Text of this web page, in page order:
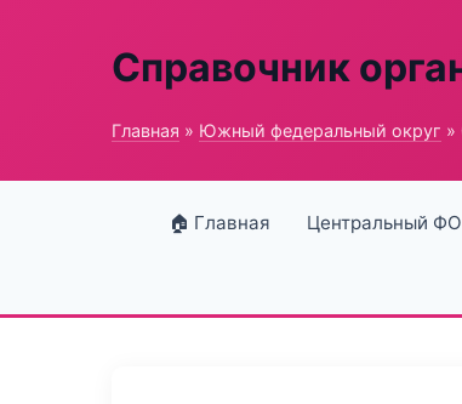
Справочник
Главная » Южный федеральный округ »
🏠 Главная Центральный ФО